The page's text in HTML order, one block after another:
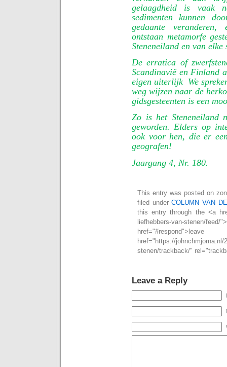
gelaagdheid is vaak
sedimenten kunnen
gedaante veranderen,
ontstaan metamorfe
Steneneiland en van
De erratica of
Scandinavië en Finland
eigen uiterlijk We
weg wijzen naar de
gidsgesteenten is een
Zo is het Steneneiland
geworden. Elders op
ook voor hen, die er
geografen!
Jaargang 4, Nr. 180.
This entry was posted on
filed underCOLUMN VAN
this entry through the <a
liefhebbers-van-stenen/
href="https://johnchmjorna.nl/
stenen/trackback/"
Leave a Reply